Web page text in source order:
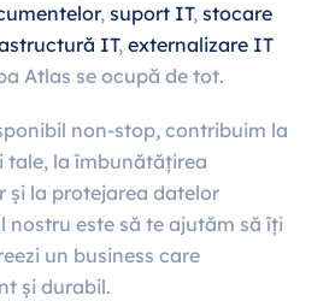
, suport IT, stocare
IT, externalizare IT
Atlas se ocupă de tot.
non-stop, contribuim la
tale, la îmbunătățirea
și la protejarea datelor
nostru este să te ajutăm să îți
un business care
și durabil.